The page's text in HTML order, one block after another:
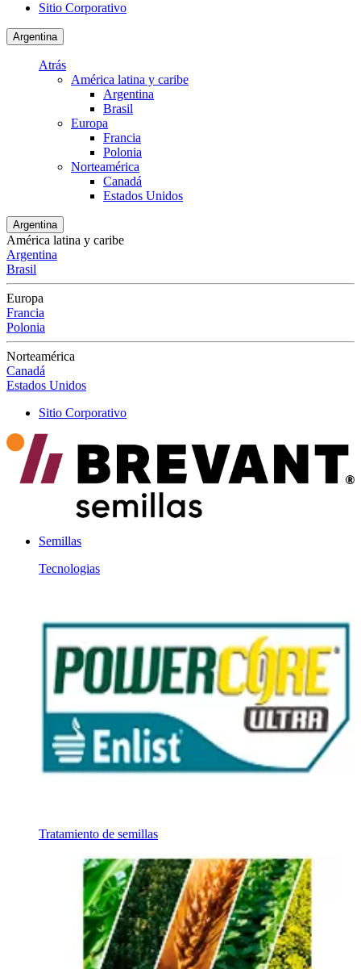
Sitio Corporativo
Argentina
Atrás
América latina y caribe
Argentina
Brasil
Europa
Francia
Polonia
Norteamérica
Canadá
Estados Unidos
Argentina
América latina y caribe
Argentina
Brasil
Europa
Francia
Polonia
Norteamérica
Canadá
Estados Unidos
Sitio Corporativo
Semillas
Tecnologias
Tratamiento de semillas